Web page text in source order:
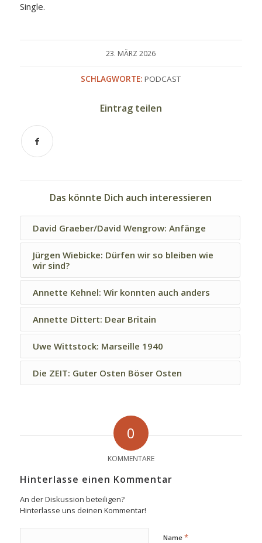
Single.
23. MÄRZ 2026
SCHLAGWORTE: PODCAST
Eintrag teilen
Das könnte Dich auch interessieren
David Graeber/David Wengrow: Anfänge
Jürgen Wiebicke: Dürfen wir so bleiben wie
wir sind?
Annette Kehnel: Wir konnten auch anders
Annette Dittert: Dear Britain
Uwe Wittstock: Marseille 1940
Die ZEIT: Guter Osten Böser Osten
0
KOMMENTARE
Hinterlasse einen Kommentar
An der Diskussion beteiligen?
Hinterlasse uns deinen Kommentar!
Name *